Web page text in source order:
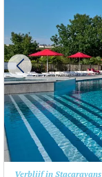
Verblijf in Stacaravans